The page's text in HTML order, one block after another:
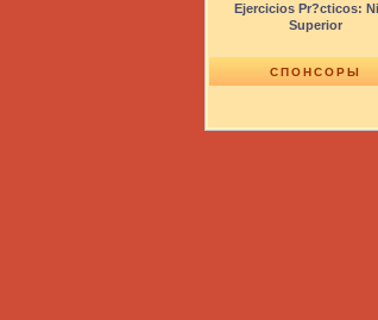
Ejercicios Pr?cticos:
Superior
СПОНСОРЫ